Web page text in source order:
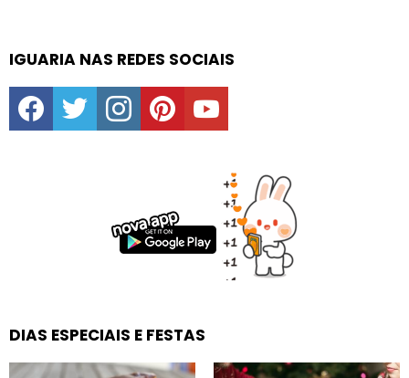
IGUARIA NAS REDES SOCIAIS
facebooktwitter instagrampinterestyoutube
DIAS ESPECIAIS E FESTAS